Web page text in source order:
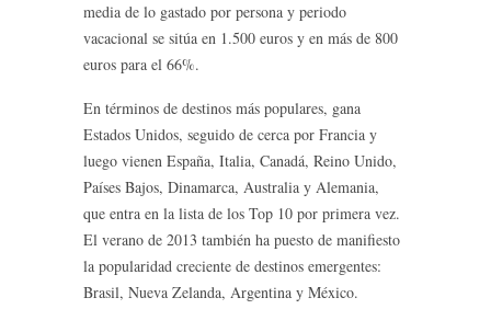
media de lo gastado por persona y periodo
vacacional se sitúa en 1.500 euros y en más de 800
euros para el 66%.
En términos de destinos más populares, gana
Estados Unidos, seguido de cerca por Francia y
luego vienen España, Italia, Canadá, Reino Unido,
Países Bajos, Dinamarca, Australia y Alemania,
que entra en la lista de los Top 10 por primera vez.
El verano de 2013 también ha puesto de manifiesto
la popularidad creciente de destinos emergentes:
Brasil, Nueva Zelanda, Argentina y México.